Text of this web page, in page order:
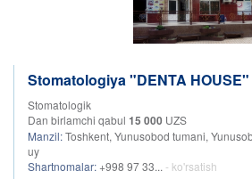
Stomatologiya "DENTA HOUSE"
Stomatologik
Dan birlamchi qabul 15 000 UZS
Manzil:Toshkent, Yunusobod tumani,
uy
Shartnomalar: +998 97 33... - ko'rsatish